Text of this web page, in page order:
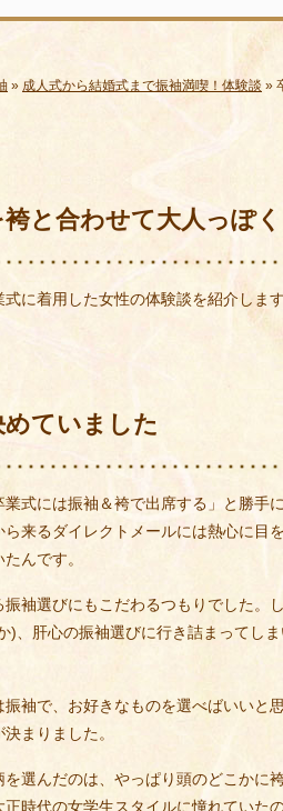
» 成人式から結婚式まで振袖満喫！体験談 »
と合わせて大人っぽく
に着用した女性の体験談を紹介します
ていました
式には振袖＆袴で出席する」と勝手
来るダイレクトメールには熱心に目
んです。
袖選びにもこだわるつもりでした。
)、肝心の振袖選びに行き詰まってし
袖で、お好きなものを選べばいいと
まりました。
選んだのは、やっぱり頭のどこかに
時代の女学生スタイルに憧れていた